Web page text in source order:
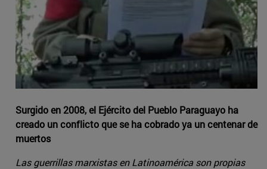
Surgido en 2008, el Ejército del Pueblo Paraguayo ha
creado un conflicto que se ha cobrado ya un centenar de
muertos
Las guerrillas marxistas en Latinoamérica son propias